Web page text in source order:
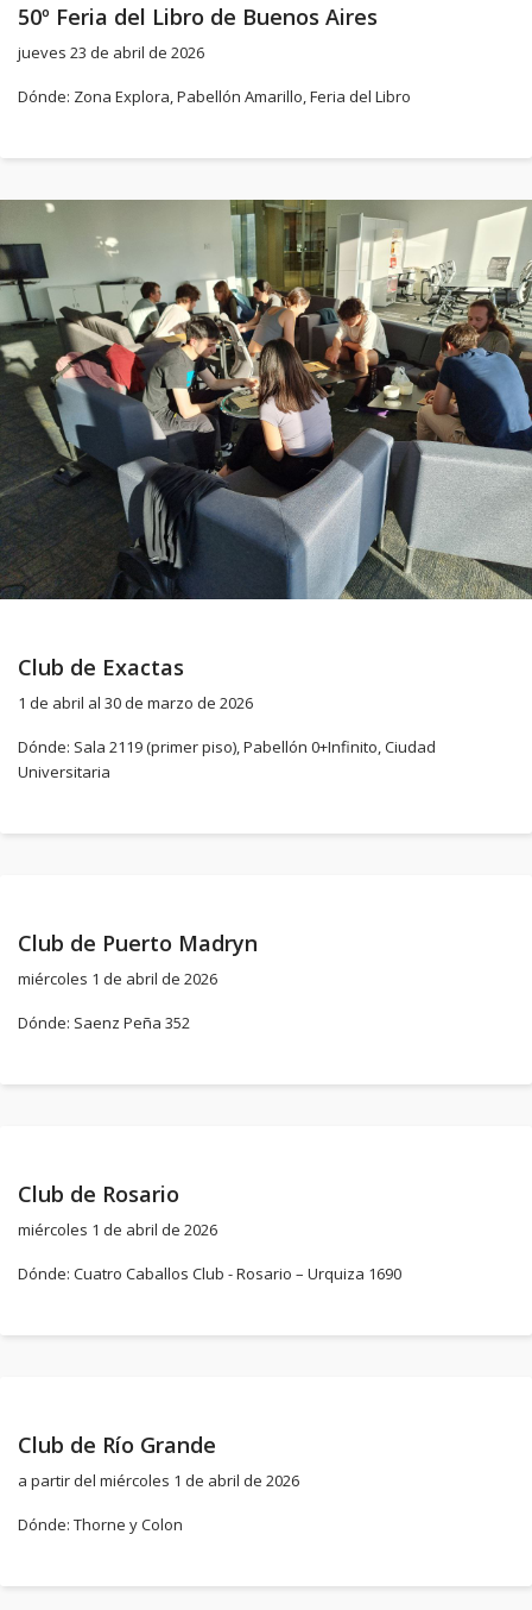
50º Feria del Libro de Buenos Aires
jueves 23 de abril de 2026
Dónde: Zona Explora, Pabellón Amarillo, Feria del Libro
Club de Exactas
1 de abril al 30 de marzo de 2026
Dónde: Sala 2119 (primer piso), Pabellón 0+Infinito, Ciudad
Universitaria
Club de Puerto Madryn
miércoles 1 de abril de 2026
Dónde: Saenz Peña 352
Club de Rosario
miércoles 1 de abril de 2026
Dónde: Cuatro Caballos Club - Rosario – Urquiza 1690
Club de Río Grande
a partir del miércoles 1 de abril de 2026
Dónde: Thorne y Colon